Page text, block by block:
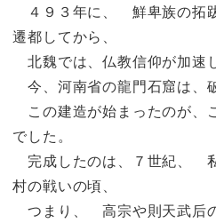
４９３年に、 鮮卑族の拓
遷都してから、
北魏では、仏教信仰が加速
今、河南省の龍門石窟は、
この建造が始まったのが、
でした。
完成したのは、７世紀、
村の戦いの頃、
つまり、 高宗や則天武后の